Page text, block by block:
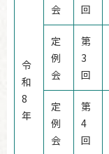
令
和
8
年
会
回
定
例
会
第
3
回
定
例
会
第
4
回